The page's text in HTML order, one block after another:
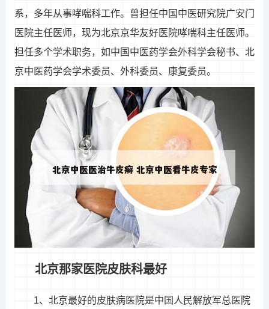
系，多年从事哮喘科工作。曾担任中国中医研究院广安门
医院主任医师，现为北京京华友好医院哮喘科主任医师。
担任多个学术职务，如中国中医药学会外科学会秘书、北
京中医药学会学术委员、外科委员、康复委员。
北京那家医院皮肤科最好
1、北京最好的皮肤病医院是中国人民解放军总医院